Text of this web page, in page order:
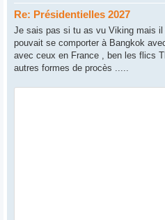
Re: Présidentielles 2027
Je sais pas si tu as vu Viking mais il
pouvait se comporter à Bangkok
avec ceux en France , ben les flics
autres formes de procès .....